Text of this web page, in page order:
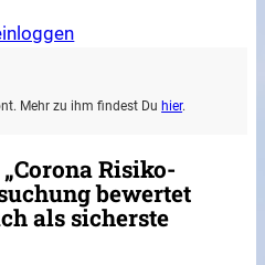
Mehr zu ihm findest Du hier.
Risiko-
bewertet
als sicherste